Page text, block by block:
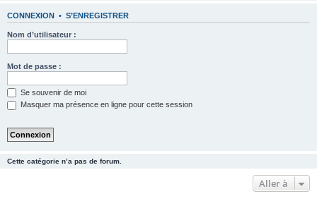
CONNEXION • S’ENREGISTRER
Nom d’utilisateur :
Mot de passe :
Se souvenir de moi
Masquer ma présence en ligne pour cette session
Cette catégorie n’a pas de forum.
Aller à